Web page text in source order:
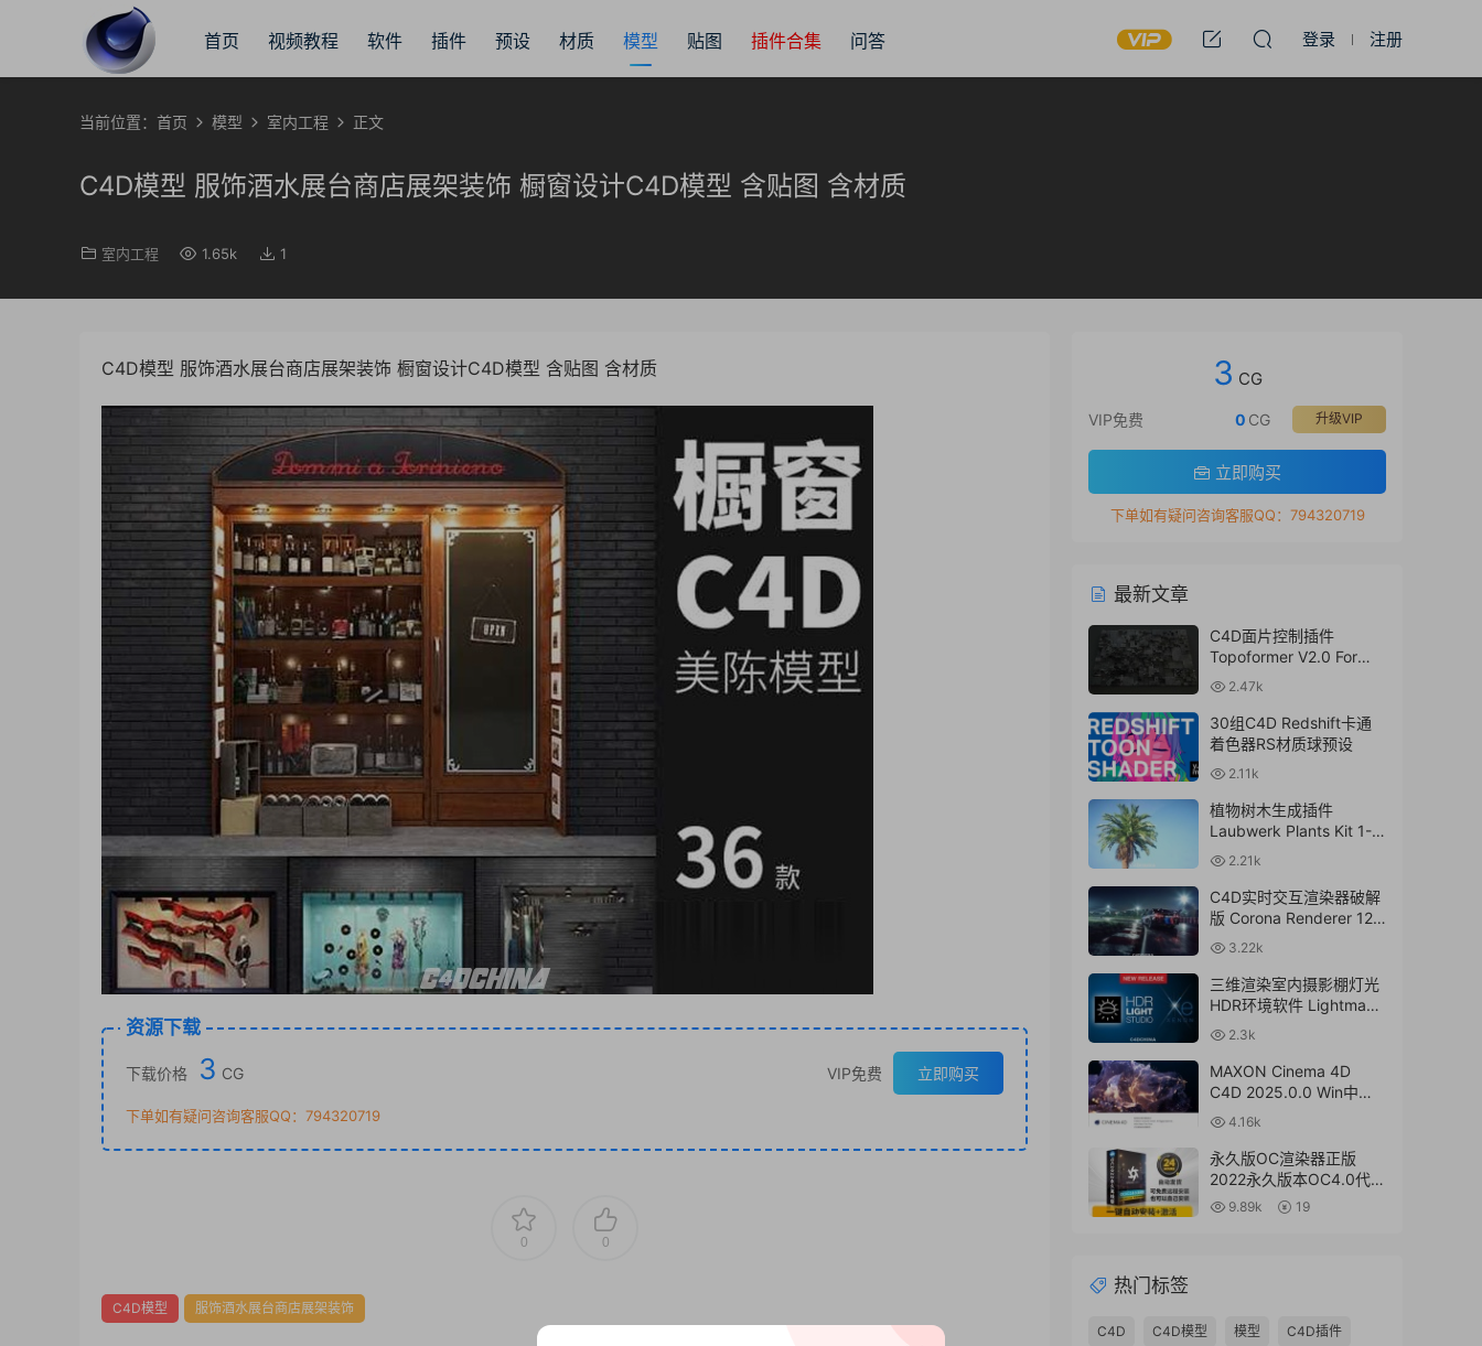
首页 视频教程 软件 插件 预设 材质 模型 贴图 插件合集 问答 登录 注册
当前位置： 首页 模型 室内工程 正文
C4D模型 服饰酒水展台商店展架装饰 橱窗设计C4D模型 含贴图 含材质
室内工程 1.65k 1
C4D模型 服饰酒水展台商店展架装饰 橱窗设计C4D模型 含贴图 含材质
资源下载
下载价格 3 CG VIP免费 立即购买
下单如有疑问咨询客服QQ：794320719
0 0
C4D模型 服饰酒水展台商店展架装饰
3 CG
VIP免费 升级VIP
0 CG
立即购买
下单如有疑问咨询客服QQ：794320719
最新文章
C4D面片控制插件
Topoformer V2.0 For
Cinema 4D R23 – 2024
Win/Mac
2.47k
30组C4D Redshift卡通
着色器RS材质球预设
2.11k
植物树木生成插件
Laubwerk Plants Kit 1-7
v1.0.50 For
C4D/MAX/Maya/Sketch
Up Win/Mac
2.21k
C4D实时交互渲染器破解
版 Corona Renderer 12.1
for Cinema 4D R17-
2024+离线材质预设库
3.22k
三维渲染室内摄影棚灯光
HDR环境软件 Lightmap
HDR Light Studio Xenon
V8.2.2.2024.0701 Win破
解版 + 接口插件
2.3k
MAXON Cinema 4D
C4D 2025.0.0 Win中文
版/英文版/破解版
4.16k
永久版OC渲染器正版
2022永久版本OC4.0代购
订阅注册C4D插件汉化双
9.89k 19
热门标签
C4D C4D模型 模型 C4D插件